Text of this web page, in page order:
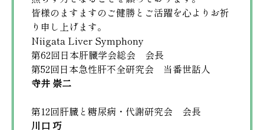
皆様のますますのご健勝とご活躍を心よりお祈
り申し上げます。
Niigata Liver Symphony
第62回日本肝臓学会総会 会長
第52回日本急性肝不全研究会 当番世話人
寺井 崇二
第12回肝臓と糖尿病・代謝研究会 会長
川口 巧